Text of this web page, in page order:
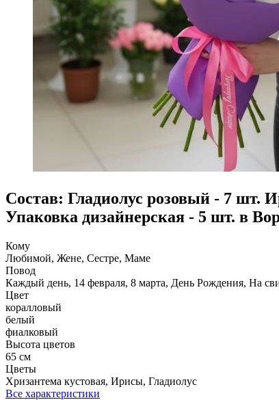
Состав: Гладиолус розовый - 7 шт.
Упаковка дизайнерская - 5 шт. в
Кому
Любимой, Жене, Сестре, Маме
Повод
Каждый день, 14 февраля, 8 марта, День Рождения, На
Цвет
коралловый
белый
фиалковый
Высота цветов
65 см
Цветы
Хризантема кустовая, Ирисы, Гладиолус
Все характеристики